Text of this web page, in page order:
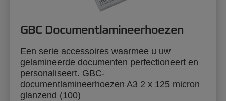
GBC Documentlamineerhoezen
Een serie accessoires waarmee u uw
gelamineerde documenten perfectioneert en
personaliseert. GBC-
documentlamineerhoezen A3 2 x 125 micron
glanzend (100)